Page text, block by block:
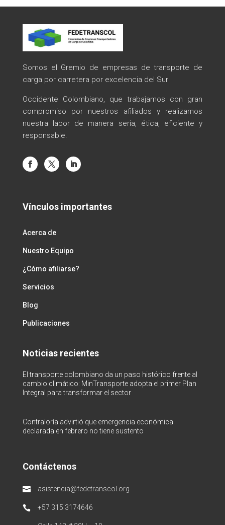
Somos el Gremio de empresas de transporte de
carga por carretera por excelencia del Sur
Occidente Colombiano, que trabajamos con gran
compromiso por nuestros afiliados y realizamos
nuestra labor de manera seria, ética, eficiente y
responsable.
Vínculos importantes
Acerca de
Nuestro Equipo
¿Cómo afiliarse?
Servicios
Blog
Publicaciones
Noticias recientes
El transporte colombiano da un paso histórico frente al
cambio climático: MinTransporte adopta el primer Plan
Integral para transformar el sector
Contraloría advirtió que emergencia económica
declarada en febrero no tiene sustento
Contáctenos
 asistencia@fedetranscol.org
 +57 315 3174646